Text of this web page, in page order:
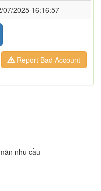
07/2025 16:16:57
Report Bad Account
nhu cầu